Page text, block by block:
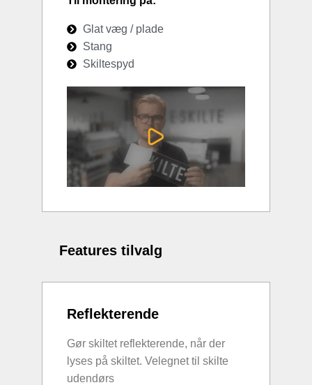
Glat væg / plade
Stang
Skiltespyd
Features tilvalg
Reflekterende
Gør skiltet reflekterende, når der
lyses på skiltet. Velegnet til skilte
udendørs